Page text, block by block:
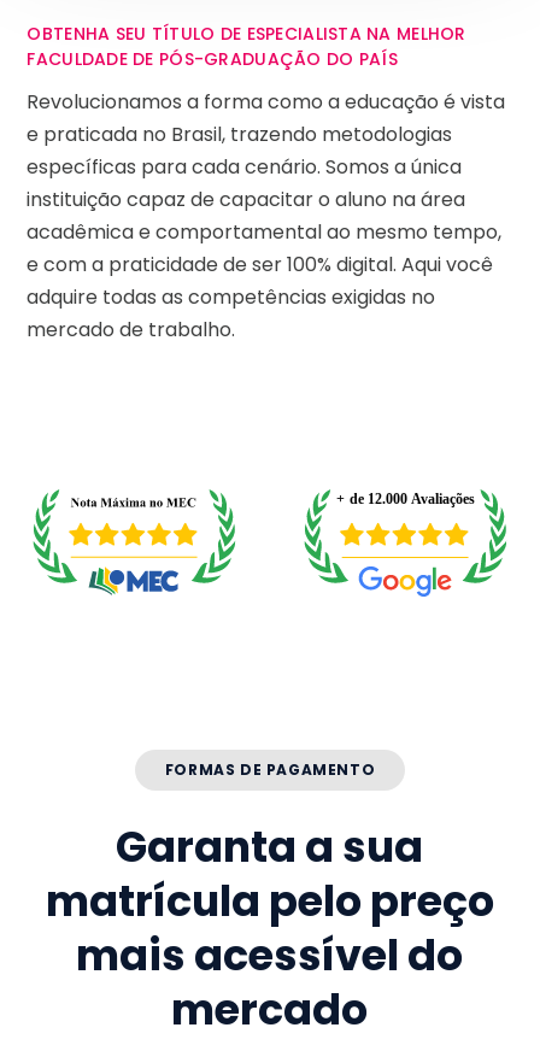
OBTENHA SEU TÍTULO DE ESPECIALISTA NA MELHOR
FACULDADE DE PÓS-GRADUAÇÃO DO PAÍS
Revolucionamos a forma como a educação é vista
e praticada no Brasil, trazendo metodologias
específicas para cada cenário. Somos a única
instituição capaz de capacitar o aluno na área
acadêmica e comportamental ao mesmo tempo,
e com a praticidade de ser 100% digital. Aqui você
adquire todas as competências exigidas no
mercado de trabalho.
FORMAS DE PAGAMENTO
Garanta a sua
matrícula pelo preço
mais acessível do
mercado